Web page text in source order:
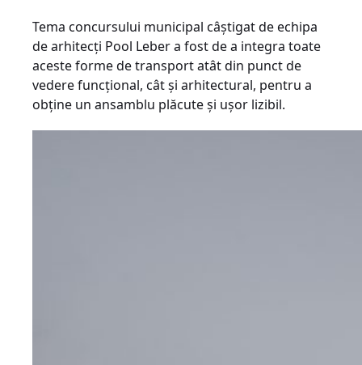
Tema concursului municipal câştigat de echipa
de arhitecţi Pool Leber a fost de a integra toate
aceste forme de transport atât din punct de
vedere funcţional, cât şi arhitectural, pentru a
obţine un ansamblu plăcute și uşor lizibil.